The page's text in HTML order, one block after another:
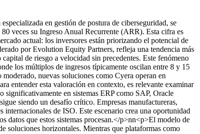
en gestión de postura de ciberseguridad, se
veces su Ingreso Anual Recurrente (ARR). Esta cifra es
actual: los inversores están priorizando el potencial de
por Evolution Equity Partners, refleja una tendencia más
de riesgo a velocidad sin precedentes. Este fenómeno
los múltiplos de ingresos típicamente oscilan entre 8 y 15
nuevas soluciones como Cyera operan en
entender esta valoración en contexto, es relevante examinar
significativamente en sistemas ERP como SAP, Oracle
siendo un desafío crítico. Empresas manufactureras,
de ISO. Este escenario crea una oportunidad
datos que estos sistemas procesan.</p>nn<p>El modelo de
soluciones horizontales. Mientras que plataformas como